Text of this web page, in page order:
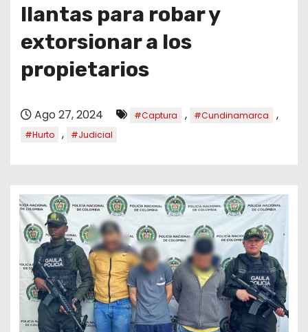
llantas para robar y
extorsionar a los
propietarios
Ago 27, 2024 #Captura , #Cundinamarca ,
#Hurto , #Judicial